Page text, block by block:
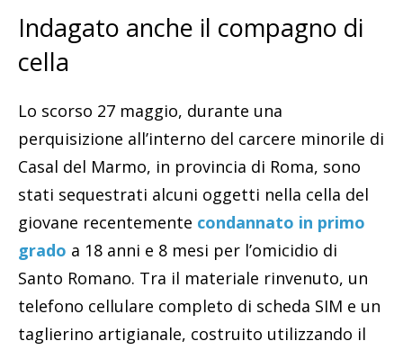
Indagato anche il compagno di
cella
Lo scorso 27 maggio, durante una
perquisizione all’interno del carcere minorile di
Casal del Marmo, in provincia di Roma, sono
stati sequestrati alcuni oggetti nella cella del
giovane recentemente condannato in primo
grado a 18 anni e 8 mesi per l’omicidio di
Santo Romano. Tra il materiale rinvenuto, un
telefono cellulare completo di scheda SIM e un
taglierino artigianale, costruito utilizzando il